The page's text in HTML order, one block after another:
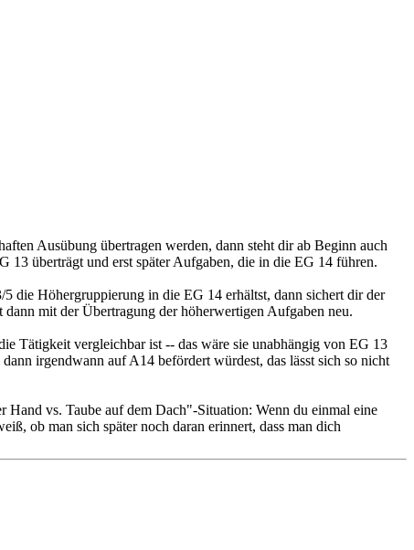
Ausübung übertragen werden, dann steht dir ab Beginn auch
13 überträgt und erst später Aufgaben, die in die EG 14 führen.
die Höhergruppierung in die EG 14 erhältst, dann sichert dir der
mit der Übertragung der höherwertigen Aufgaben neu.
Tätigkeit vergleichbar ist -- das wäre sie unabhängig von EG 13
irgendwann auf A14 befördert würdest, das lässt sich so nicht
vs. Taube auf dem Dach"-Situation: Wenn du einmal eine
ob man sich später noch daran erinnert, dass man dich